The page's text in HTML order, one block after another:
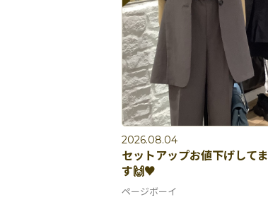
2026.08.04
セットアップお値下げしてま
す🙌♥️
ページボーイ